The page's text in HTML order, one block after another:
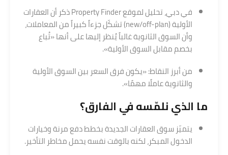
في دبي، تحليل لموقع Property Finder ذكر أن العقارات
الأولية (new/off-plan) تشكّل جزءاً كبيراً من المعاملات،
وأن السوق الثانوية غالباً يُنظر إليها على أنها «تُباع
بخصم مقابل السوق الأولية».
من أبرز النقاط: «يكون فرق السعر بين السوق الأولية
والثانوية عاملًا مهمًا».
ما الذي نلمّسه في الفارق؟
يتميّز سوق العقارات الجديدة بخطط دفع مرنة وخيارات
الدخول المبكر، لكنه بالوقت نفسه يحمل مخاطر التأخير.